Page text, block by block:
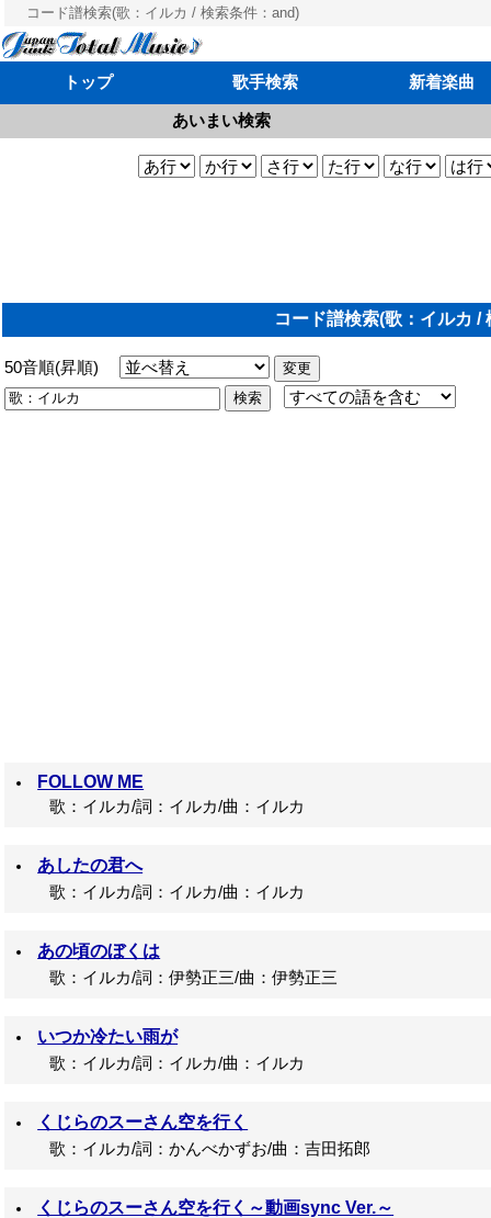
コード譜検索(歌：イルカ / 検索条件：and)
トップ 歌手検索 新着楽曲
あいまい検索
コード譜検索(歌：イルカ /
50音順(昇順)
FOLLOW ME
歌：イルカ/詞：イルカ/曲：イルカ
あしたの君へ
歌：イルカ/詞：イルカ/曲：イルカ
あの頃のぼくは
歌：イルカ/詞：伊勢正三/曲：伊勢正三
いつか冷たい雨が
歌：イルカ/詞：イルカ/曲：イルカ
くじらのスーさん空を行く
歌：イルカ/詞：かんべかずお/曲：吉田拓郎
くじらのスーさん空を行く～動画sync Ver.～